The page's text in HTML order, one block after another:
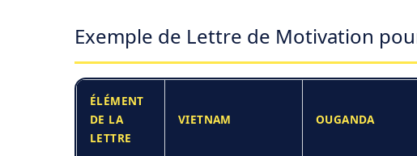
Exemple de Lettre de Motivation
ÉLÉMENT
DE LA
LETTRE
VIETNAM OUGANDA